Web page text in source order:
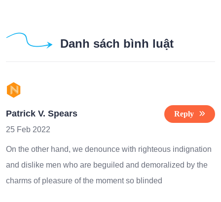
Danh sách bình luật
Patrick V. Spears
Reply
25 Feb 2022
On the other hand, we denounce with righteous indignation
and dislike men who are beguiled and demoralized by the
charms of pleasure of the moment so blinded